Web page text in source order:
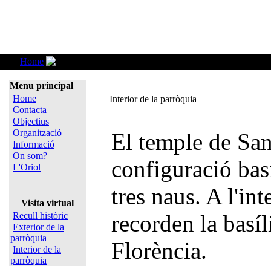
Home
Menu principal
Home
Contacta
Objectius
Organització
Informació
On som?
L'Oriol
Visita virtual
Recull històric
Exterior de la
parròquia
Interior de la
parròquia
Interior de la parròquia
El temple de
configuració
tres naus. A
recorden la
Florència.